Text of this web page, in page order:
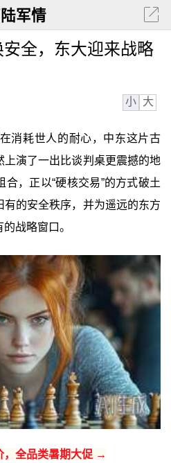
军情
全，东大迎来战略
小 大
消耗世人的耐心，中东这片古
演了一出比谈判桌更震撼的地
，正以“硬核交易”的方式破土
的安全秩序，并为遥远的东方
战略窗口。
，全品类暑期大促 →